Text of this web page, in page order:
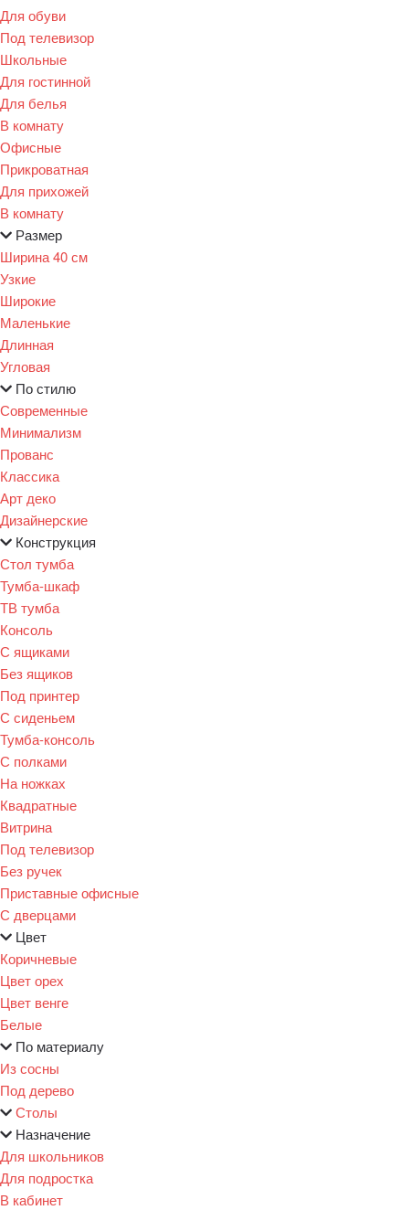
Для обуви
Под телевизор
Школьные
Для гостинной
Для белья
В комнату
Офисные
Прикроватная
Для прихожей
В комнату
Размер
Ширина 40 см
Узкие
Широкие
Маленькие
Длинная
Угловая
По стилю
Современные
Минимализм
Прованс
Классика
Арт деко
Дизайнерские
Конструкция
Стол тумба
Тумба-шкаф
ТВ тумба
Консоль
С ящиками
Без ящиков
Под принтер
С сиденьем
Тумба-консоль
С полками
На ножках
Квадратные
Витрина
Под телевизор
Без ручек
Приставные офисные
С дверцами
Цвет
Коричневые
Цвет орех
Цвет венге
Белые
По материалу
Из сосны
Под дерево
Столы
Назначение
Для школьников
Для подростка
В кабинет